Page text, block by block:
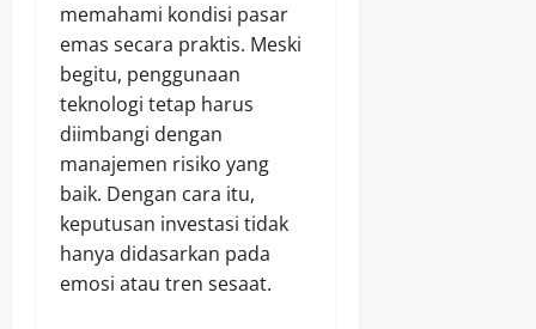
memahami kondisi pasar
emas secara praktis. Meski
begitu, penggunaan
teknologi tetap harus
diimbangi dengan
manajemen risiko yang
baik. Dengan cara itu,
keputusan investasi tidak
hanya didasarkan pada
emosi atau tren sesaat.